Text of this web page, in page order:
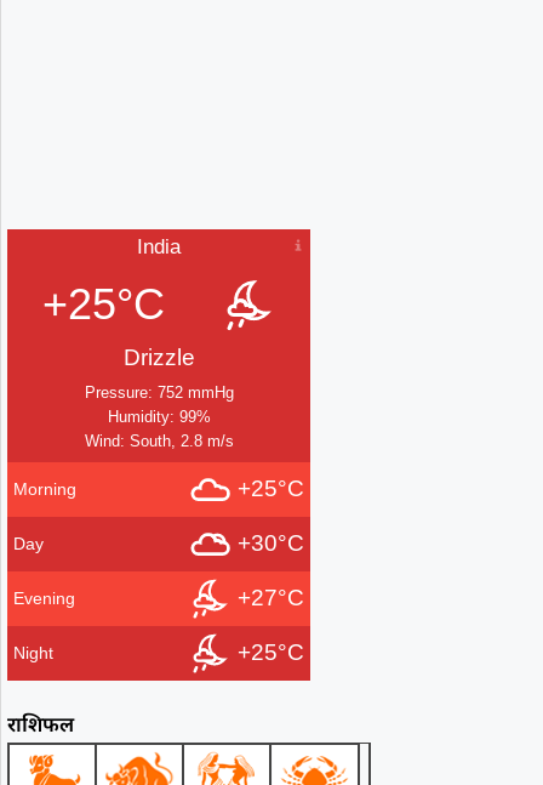
India
+25°C
Drizzle
Pressure: 752 mmHg
Humidity: 99%
Wind: South, 2.8 m/s
Morning +25°C
Day +30°C
Evening +27°C
Night +25°C
राशिफल